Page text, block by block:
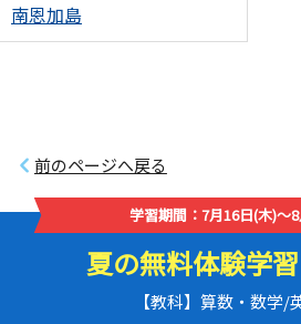
南恩加島
前のページへ戻る
学習期間：7月16日(木)～
夏の無料体験学習
【教科】算数・数学/